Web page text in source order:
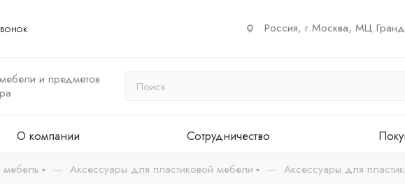
Россия, г.Москва, МЦ
и предметов
О компании Сотрудничество
мебель — Аксессуары для пластиковой мебели — Аксессуары для